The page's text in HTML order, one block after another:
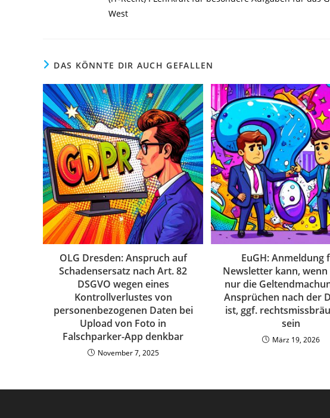
West
DAS KÖNNTE DIR AUCH GEFALLEN
OLG Dresden: Anspruch auf
Schadensersatz nach Art. 82
DSGVO wegen eines
Kontrollverlustes von
personenbezogenen Daten bei
Upload von Foto in
Falschparker-App denkbar
November 7, 2025
EuGH: Anmeldung
Newsletter kann, wenn
nur die
Ansprüchen nach der
ist, ggf.
sein
März 19, 2026